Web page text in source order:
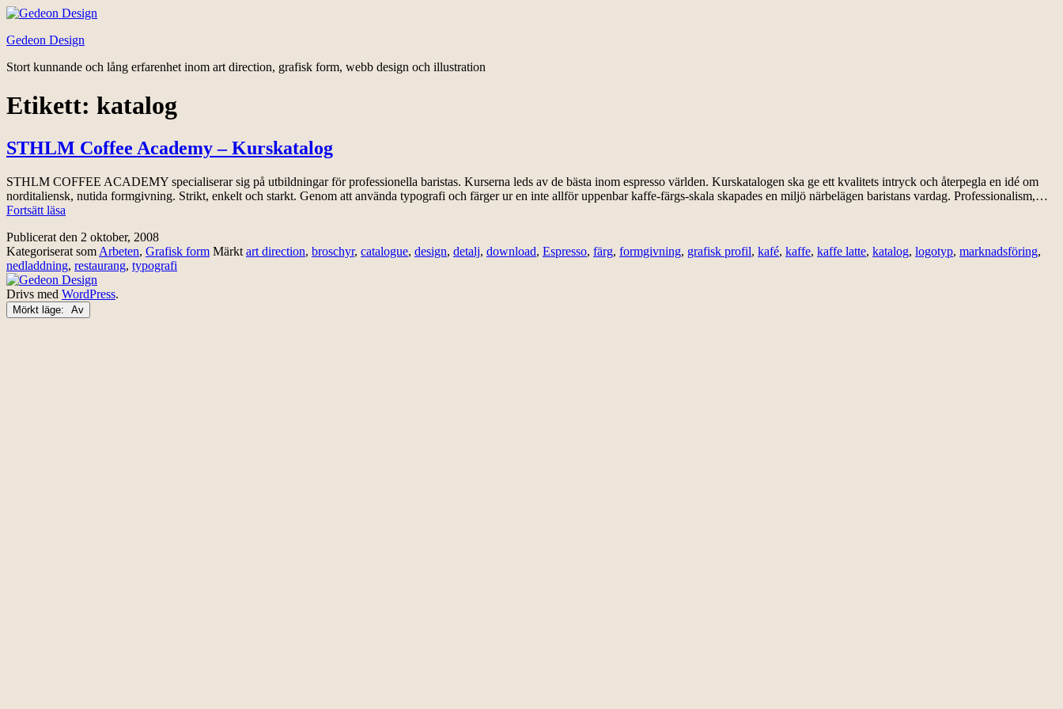
Hoppa
innehåll
Gedeon Design
Stort kunnande och lång erfarenhet inom art direction, grafisk form, webb design och illustration
Etikett: katalog
STHLM Coffee Academy – Kurskatalog
STHLM COFFEE ACADEMY specialiserar sig på utbildningar för professionella baristas. Kurserna leds av de bästa inom espresso världen. Kurskatalogen ska ge ett kvalitets intryck och återpegla en idé om
norditaliensk, nutida formgivning. Strikt, enkelt och starkt. Genom att använda typografi och färger ur en inte allför uppenbar kaffe-färgs-skala skapades en miljö närbelägen baristans vardag. Professionalism,…
Fortsätt läsa
Academy
–
Kurskatalog
Publicerat den 2 oktober, 2008
Kategoriserat som Arbeten, Grafisk form Märkt art direction, broschyr, catalogue, design, detalj, download, Espresso, färg, formgivning, grafisk profil, kafé, kaffe, kaffe latte, katalog, logotyp, marknadsföring,
nedladdning, restaurang, typografi
Drivs med WordPress.
Mörkt läge: